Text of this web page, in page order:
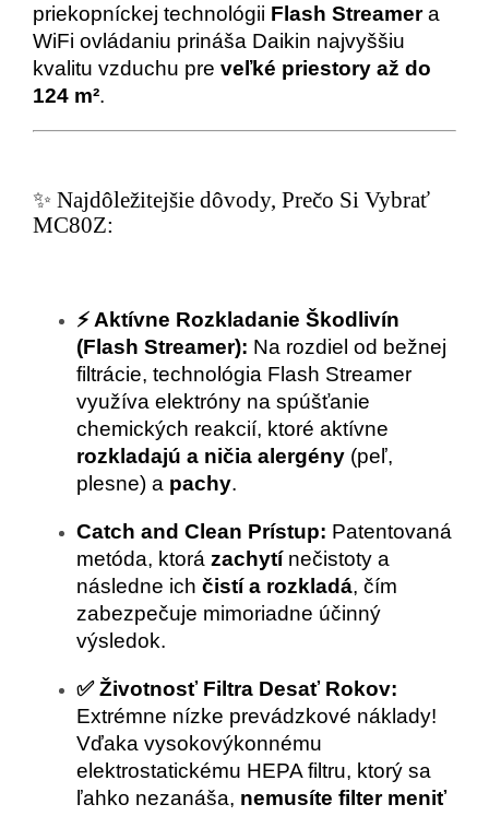
priekopníckej technológii Flash Streamera
WiFi ovládaniu prináša Daikin najvyššiu
kvalitu vzduchu pre veľké priestory až do
124 m².
✨ Najdôležitejšie dôvody, Prečo Si Vybrať
MC80Z:
⚡ Aktívne Rozkladanie Škodlivín
(Flash Streamer): Na rozdiel od bežnej
filtrácie, technológia Flash Streamer
využíva elektróny na spúšťanie
chemických reakcií, ktoré aktívne
rozkladajú a ničia alergény (peľ,
plesne) a pachy.
Catch and Clean Prístup: Patentovaná
metóda, ktorá zachytínečistoty a
následne ich čistí a rozkladá, čím
zabezpečuje mimoriadne účinný
výsledok.
✅ Životnosť Filtra Desať Rokov:
Extrémne nízke prevádzkové náklady!
Vďaka vysokovýkonnému
elektrostatickému HEPA filtru, ktorý sa
ľahko nezanáša, nemusíte filter meniť